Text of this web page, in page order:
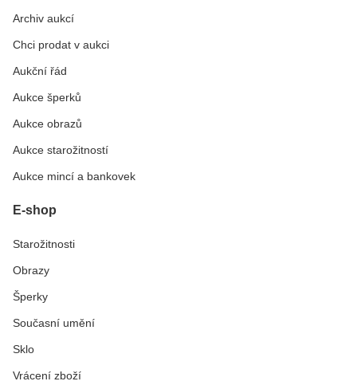
Archiv aukcí
Chci prodat v aukci
Aukční řád
Aukce šperků
Aukce obrazů
Aukce starožitností
Aukce mincí a bankovek
E-shop
Starožitnosti
Obrazy
Šperky
Současní umění
Sklo
Vrácení zboží